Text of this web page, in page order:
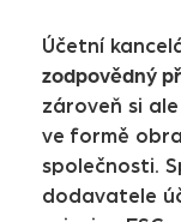
Účetní
zodpovědný
zároveň si
ve formě
společnosti.
dodavatele